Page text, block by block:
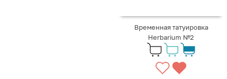
Временная татуировка
Herbarium №2